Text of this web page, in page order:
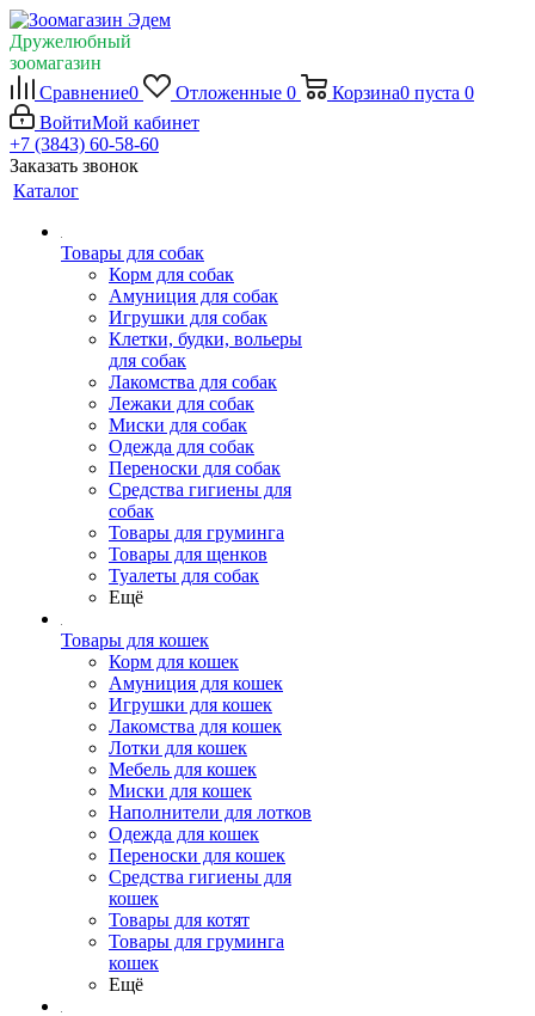
Дружелюбный
зоомагазин
Сравнение0 Отложенные 0 Корзина0 пуста 0
ВойтиМой кабинет
+7 (3843) 60-58-60
Заказать звонок
Каталог
Товары для собак
Корм для собак
Амуниция для собак
Игрушки для собак
Клетки, будки, вольеры
для собак
Лакомства для собак
Лежаки для собак
Миски для собак
Одежда для собак
Переноски для собак
Средства гигиены для
собак
Товары для груминга
Товары для щенков
Туалеты для собак
Ещё
Товары для кошек
Корм для кошек
Амуниция для кошек
Игрушки для кошек
Лакомства для кошек
Лотки для кошек
Мебель для кошек
Миски для кошек
Наполнители для лотков
Одежда для кошек
Переноски для кошек
Средства гигиены для
кошек
Товары для котят
Товары для груминга
кошек
Ещё